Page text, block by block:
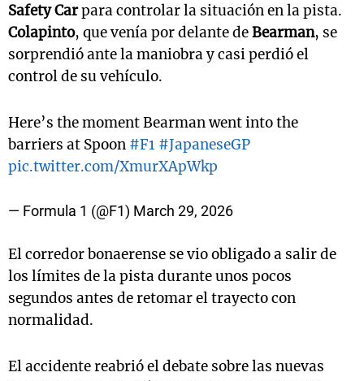
Safety Carpara controlar la situación en la pista.
Colapinto, que venía por delante deBearman, se
sorprendió ante la maniobra y casi perdió el
control de su vehículo.
Here’s the moment Bearman went into the
barriers at Spoon #F1 #JapaneseGP
pic.twitter.com/XmurXApWkp
— Formula 1 (@F1) March 29, 2026
El corredor bonaerense se vio obligado a salir de
los límites de la pista durante unos pocos
segundos antes de retomar el trayecto con
normalidad.
El accidente reabrió el debate sobre las nuevas